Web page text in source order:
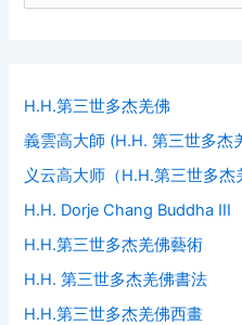
f
r
:
H.H.第三世多杰羌佛
義雲高大師 (H.H. 第三世多杰
义云高大师（H.H.第三世多杰
H.H. Dorje Chang Buddha III
H.H.第三世多杰羌佛藝術
H.H. 第三世多杰羌佛書法
H.H.第三世多杰羌佛西畫